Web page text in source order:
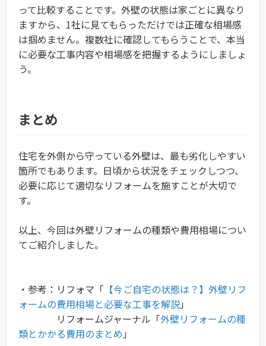
って比較することです。外壁の状態は家ごとに異なり
ますから、1社に見てもらっただけでは正確な相場感
は掴めません。複数社に確認してもらうことで、本当
に必要な工事内容や相場感を把握するようにしましょ
う。
まとめ
住宅を外側から守っている外壁は、最も劣化しやすい
箇所でもあります。日頃から状況をチェックしつつ、
必要に応じて適切なリフォームを施すことが大切で
す。
以上、今回は外壁リフォームの種類や費用相場につい
てご紹介しました。
・参考：リフォマ「 【今ご自宅の状態は？】外壁リフ
ォームの費用相場と必要な工事を解説」
リフォームジャーナル「外壁リフォームの種
類とかかる費用のまとめ 」